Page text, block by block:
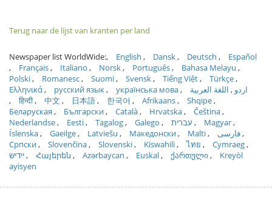
Terug naar de lijst van kranten per land
Newspaper list WorldWide: English Dansk Deutsch
Español
Français
Italiano Norsk Português
Bahasa Melayu
Polski
Romanesc Suomi Svensk Tiếng Việt
Türkçe
Ελληνικά
русский язык українська мова اردو
اللغة العربية
हिन्दी
中文 日本語 한국어 Afrikaans
Shqipe
Беларуская
Български Català Hrvatska
Čeština
Nederlandse
Eesti Tagalog Galego עברית
Magyar
Íslenska
Gaeilge Latviešu Македонски Malti
فارسی
Српски
Slovenčina Slovenski Kiswahili ไทย
Cymraeg
ייִדיש
Հայերեն Azərbaycan Euskal ქართული
Kreyòl
ayisyen